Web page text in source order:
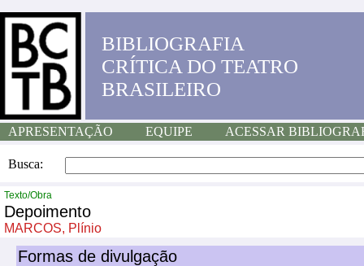
BIBLIOGRAFIA
CRÍTICA DO TEATRO
BRASILEIRO
APRESENTAÇÃO EQUIPE ACESSAR
Busca:
Texto/Obra
Depoimento
MARCOS, Plínio
Formas de divulgação